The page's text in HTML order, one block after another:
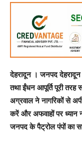
देहरादून । जनपद देहरादून
तथा ईंधन आपूर्ति पूरी तरह
अग्रवाल ने नागरिकों से
करें और अफवाहों पर ध्यान
जनपद के पैट्रोल पंपों का